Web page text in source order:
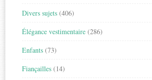
Divers sujets (406)
Élégance vestimentaire (286)
Enfants (73)
Fiançailles (14)